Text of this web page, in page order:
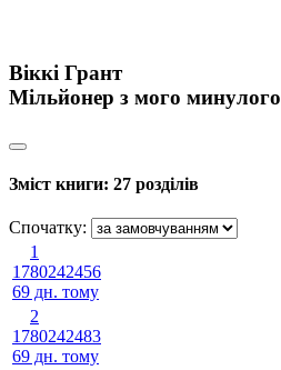
Віккі Грант
Мільйонер з мого минулого
Зміст книги: 27 розділів
Спочатку:
1
1780242456
69 дн. тому
2
1780242483
69 дн. тому